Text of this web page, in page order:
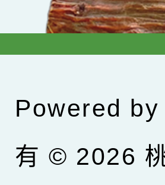
Powered by
有 © 2026